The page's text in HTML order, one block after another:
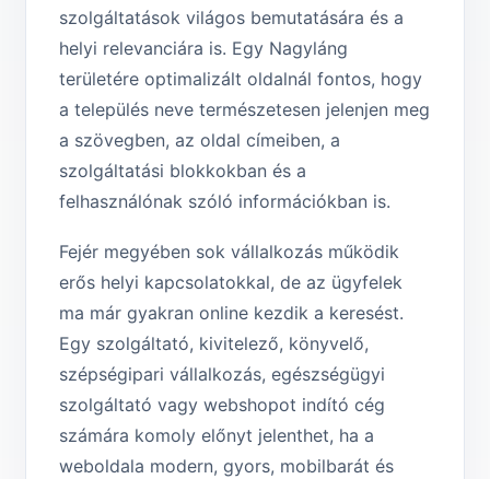
szolgáltatások világos bemutatására és a
helyi relevanciára is. Egy Nagyláng
területére optimalizált oldalnál fontos, hogy
a település neve természetesen jelenjen meg
a szövegben, az oldal címeiben, a
szolgáltatási blokkokban és a
felhasználónak szóló információkban is.
Fejér megyében sok vállalkozás működik
erős helyi kapcsolatokkal, de az ügyfelek
ma már gyakran online kezdik a keresést.
Egy szolgáltató, kivitelező, könyvelő,
szépségipari vállalkozás, egészségügyi
szolgáltató vagy webshopot indító cég
számára komoly előnyt jelenthet, ha a
weboldala modern, gyors, mobilbarát és